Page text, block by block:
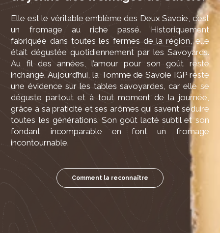
Elle est le véritable emblème des Deux Savoie, c’est
un fromage au riche passé. Historiquement
fabriquée dans toutes les fermes de la région, elle
était dégustée quotidiennement par les Savoyards.
Au fil des années, l’amour pour son goût reste
inchangé. Aujourd’hui, la Tomme de Savoie IGP reste
une évidence sur les tables savoyardes, car elle se
déguste partout et à tout moment de la journée,
grâce à sa praticité et ses arômes qui savent séduire
toutes les générations. Son goût lacté subtil et son
fondant incomparable en font un fromage
incontournable.
Comment la reconnaître